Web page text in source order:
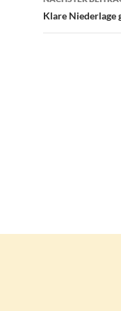
Klare Niederlage